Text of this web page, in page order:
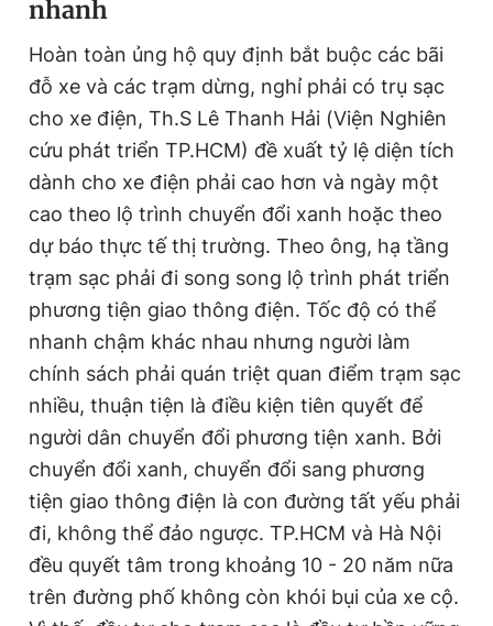
nhanh
Hoàn toàn ủng hộ quy định bắt buộc các bãi
đỗ xe và các trạm dừng, nghỉ phải có trụ sạc
cho xe điện, Th.S Lê Thanh Hải (Viện Nghiên
cứu phát triển TP.HCM) đề xuất tỷ lệ diện tích
dành cho xe điện phải cao hơn và ngày một
cao theo lộ trình chuyển đổi xanh hoặc theo
dự báo thực tế thị trường. Theo ông, hạ tầng
trạm sạc phải đi song song lộ trình phát triển
phương tiện giao thông điện. Tốc độ có thể
nhanh chậm khác nhau nhưng người làm
chính sách phải quán triệt quan điểm trạm sạc
nhiều, thuận tiện là điều kiện tiên quyết để
người dân chuyển đổi phương tiện xanh. Bởi
chuyển đổi xanh, chuyển đổi sang phương
tiện giao thông điện là con đường tất yếu phải
đi, không thể đảo ngược. TP.HCM và Hà Nội
đều quyết tâm trong khoảng 10 - 20 năm nữa
trên đường phố không còn khói bụi của xe cộ.